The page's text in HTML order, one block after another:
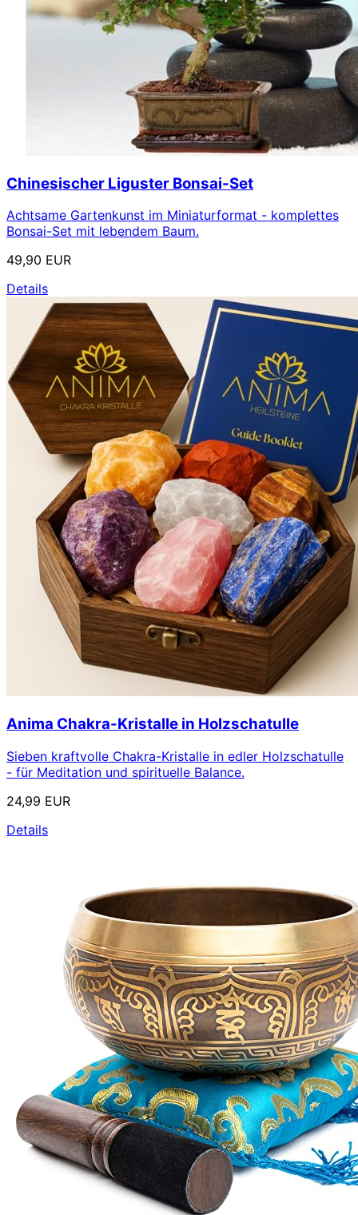
Chinesischer Liguster Bonsai-Set
Achtsame Gartenkunst im Miniaturformat - komplettes
Bonsai-Set mit lebendem Baum.
49,90 EUR
Details
Anima Chakra-Kristalle in Holzschatulle
Sieben kraftvolle Chakra-Kristalle in edler Holzschatulle
- für Meditation und spirituelle Balance.
24,99 EUR
Details